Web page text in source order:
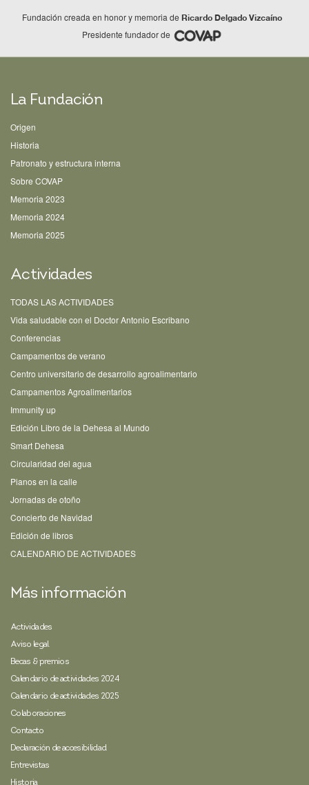
Fundación creada en honor y memoria deRicardo Delgado Vizcaíno
Presidente fundador de
La Fundación
Origen
Historia
Patronato y estructura interna
Sobre COVAP
Memoria 2023
Memoria 2024
Memoria 2025
Actividades
TODAS LAS ACTIVIDADES
Vida saludable con el Doctor Antonio Escribano
Conferencias
Campamentos de verano
Centro universitario de desarrollo agroalimentario
Campamentos Agroalimentarios
Immunity up
Edición Libro de la Dehesa al Mundo
Smart Dehesa
Circularidad del agua
Pianos en la calle
Jornadas de otoño
Concierto de Navidad
Edición de libros
CALENDARIO DE ACTIVIDADES
Más información
Actividades
Aviso legal
Becas & premios
Calendario de actividades 2024
Calendario de actividades 2025
Colaboraciones
Contacto
Declaración de accesibilidad
Entrevistas
Historia